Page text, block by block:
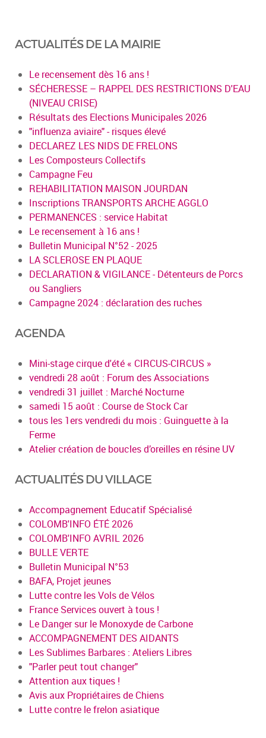
ACTUALITÉS DE LA MAIRIE
Le recensement dès 16 ans !
SÉCHERESSE – RAPPEL DES RESTRICTIONS D'EAU
(NIVEAU CRISE)
Résultats des Elections Municipales 2026
"influenza aviaire" - risques élevé
DECLAREZ LES NIDS DE FRELONS
Les Composteurs Collectifs
Campagne Feu
REHABILITATION MAISON JOURDAN
Inscriptions TRANSPORTS ARCHE AGGLO
PERMANENCES : service Habitat
Le recensement à 16 ans !
Bulletin Municipal N°52 - 2025
LA SCLEROSE EN PLAQUE
DECLARATION & VIGILANCE - Détenteurs de Porcs
ou Sangliers
Campagne 2024 : déclaration des ruches
AGENDA
Mini-stage cirque d'été « CIRCUS-CIRCUS »
vendredi 28 août : Forum des Associations
vendredi 31 juillet : Marché Nocturne
samedi 15 août : Course de Stock Car
tous les 1ers vendredi du mois : Guinguette à la
Ferme
Atelier création de boucles d’oreilles en résine UV
ACTUALITÉS DU VILLAGE
Accompagnement Educatif Spécialisé
COLOMB'INFO ÉTÉ 2026
COLOMB'INFO AVRIL 2026
BULLE VERTE
Bulletin Municipal N°53
BAFA, Projet jeunes
Lutte contre les Vols de Vélos
France Services ouvert à tous !
Le Danger sur le Monoxyde de Carbone
ACCOMPAGNEMENT DES AIDANTS
Les Sublimes Barbares : Ateliers Libres
"Parler peut tout changer"
Attention aux tiques !
Avis aux Propriétaires de Chiens
Lutte contre le frelon asiatique